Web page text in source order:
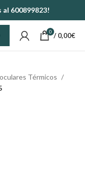
al 600899823!
0 / 0,00€
Térmicos